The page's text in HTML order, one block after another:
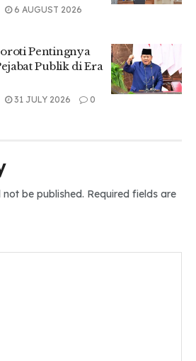
sesuai dengan bagaimana
berjalan,” ungkapnya.
mengatakan hal yang perlu
hadirlah sesuai jadwal studi, aktif
6 AUGUST 2026
Pentingnya
Publik di Era
31 JULY 2026 0
be published. Required fields are